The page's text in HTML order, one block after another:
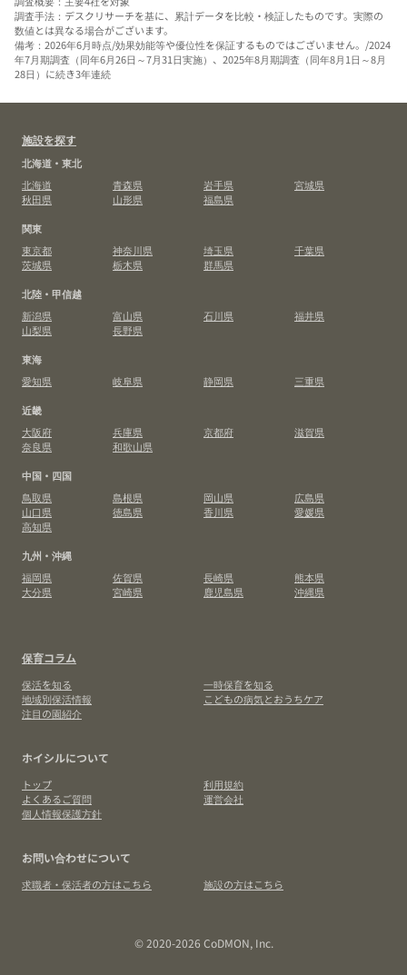
調査手法：デスクリサーチを基に、累計データを比較・検証したものです。実際の
数値とは異なる場合がございます。
備考：2026年6月時点/効果効能等や優位性を保証するものではございません。/2024
年7月期調査（同年6月26日～7月31日実施）、2025年8月期調査（同年8月1日～8月
28日）に続き3年連続
施設を探す
北海道・東北
北海道
青森県 岩手県
宮城県
秋田県
山形県
福島県
関東
東京都
神奈川県 埼玉県
千葉県
茨城県
栃木県
群馬県
北陸・甲信越
新潟県
富山県 石川県
福井県
山梨県
長野県
東海
愛知県
岐阜県 静岡県
三重県
近畿
大阪府
兵庫県 京都府
滋賀県
奈良県
和歌山県
中国・四国
鳥取県
島根県 岡山県
広島県
山口県
徳島県 香川県
愛媛県
高知県
九州・沖縄
福岡県
佐賀県 長崎県
熊本県
大分県
宮崎県 鹿児島県 沖縄県
保育コラム
保活を知る
一時保育を知る
地域別保活情報
こどもの病気とおうちケア
注目の園紹介
ホイシルについて
トップ
利用規約
よくあるご質問
運営会社
個人情報保護方針
お問い合わせについて
求職者・保活者の方はこちら 施設の方はこちら
© 2020-2026 CoDMON, Inc.